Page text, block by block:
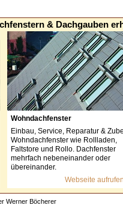
& Dachgauben
Wohndachfenster
Einbau, Service, Reparatur &
Wohndachfenster wie Rollladen,
Faltstore und Rollo. Dachfenster
mehrfach nebeneinander oder
übereinander.
Webseite
Werner Böcherer